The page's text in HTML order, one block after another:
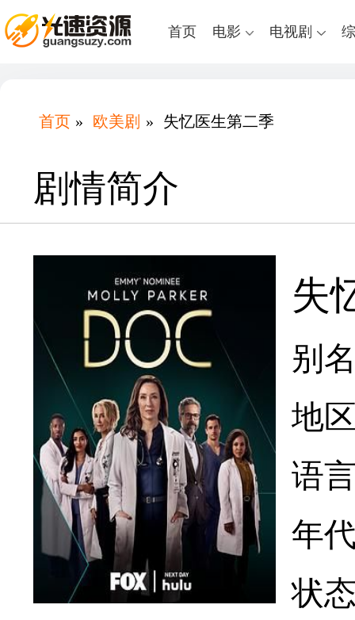
首页 电影 电视剧
首页 » 欧美剧 » 失忆医生第二季
剧情简介
失
别
地
语
年
状